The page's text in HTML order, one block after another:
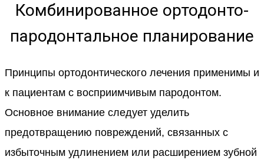
Комбинированное ортодонто-
пародонтальное планирование
Принципы ортодонтического лечения применимы и
к пациентам с восприимчивым пародонтом.
Основное внимание следует уделить
предотвращению повреждений, связанных с
избыточным удлинением или расширением зубной